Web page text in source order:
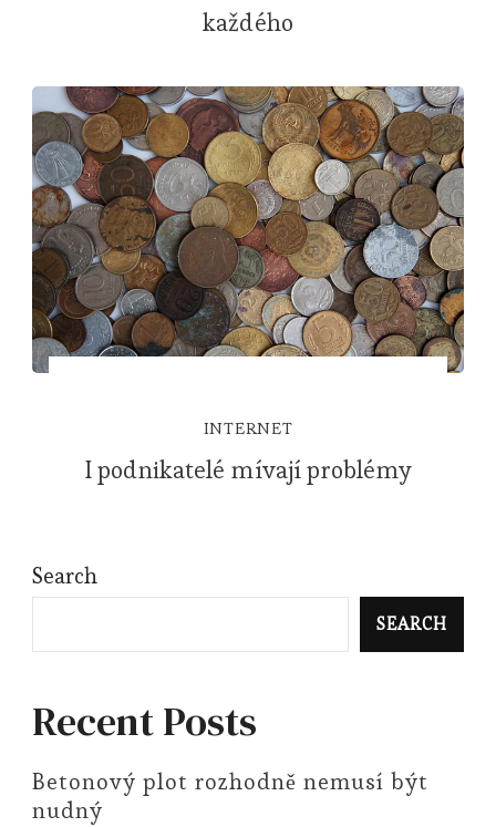
každého
INTERNET
I podnikatelé mívají problémy
Search
SEARCH
Recent Posts
Betonový plot rozhodně nemusí být
nudný